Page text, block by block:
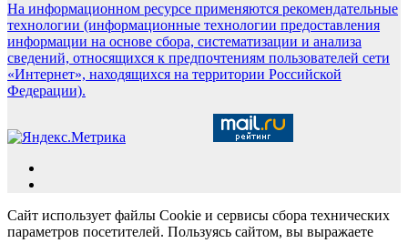
На информационном ресурсе применяются рекомендательные
технологии (информационные технологии предоставления
информации на основе сбора, систематизации и анализа
сведений, относящихся к предпочтениям пользователей сети
«Интернет», находящихся на территории Российской
Федерации).
Сайт использует файлы Cookie и сервисы сбора технических
параметров посетителей. Пользуясь сайтом, вы выражаете